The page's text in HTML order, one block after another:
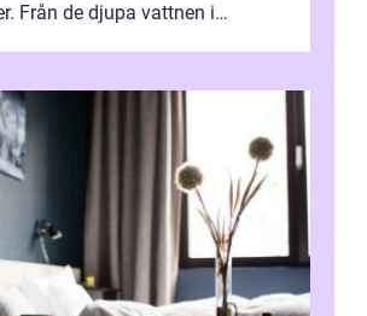
Från de djupa vattnen i